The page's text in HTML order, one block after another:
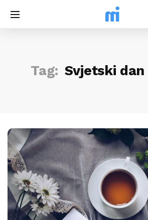
Tag: Svjetski dan